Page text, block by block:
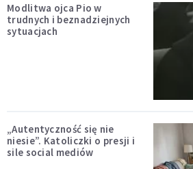
Modlitwa ojca Pio w
trudnych i beznadziejnych
sytuacjach
„Autentyczność się nie
niesie”. Katoliczki o presji i
sile social mediów